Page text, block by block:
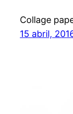
Collage
15 abril,